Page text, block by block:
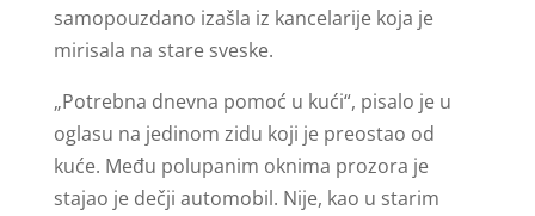
samopouzdano izašla iz kancelarije koja je
mirisala na stare sveske.
„Potrebna dnevna pomoć u kući“, pisalo je u
oglasu na jedinom zidu koji je preostao od
kuće. Među polupanim oknima prozora je
stajao je dečji automobil. Nije, kao u starim